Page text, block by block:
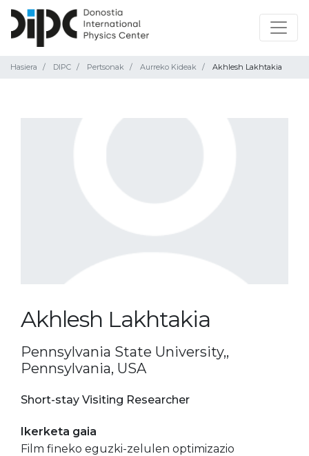
Hasiera DIPC Pertsonak Aurreko Kideak Akhlesh Lakhtakia
Akhlesh Lakhtakia
Pennsylvania State University,,
Pennsylvania, USA
Short-stay Visiting Researcher
Ikerketa gaia
Film fineko eguzki-zelulen optimizazio